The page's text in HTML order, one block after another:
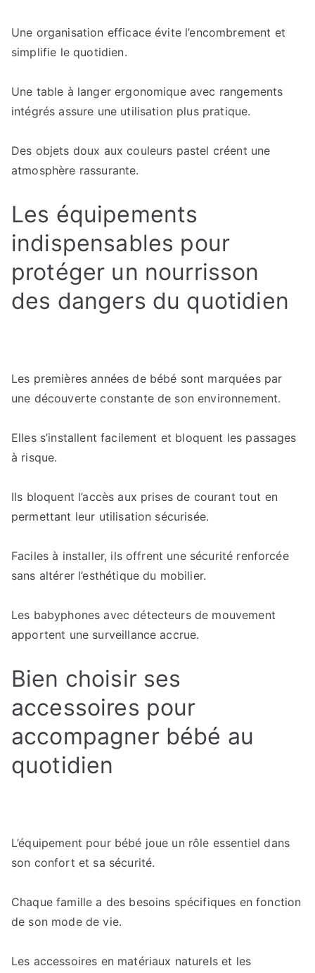
Une organisation efficace évite l’encombrement et
simplifie le quotidien.
Une table à langer ergonomique avec rangements
intégrés assure une utilisation plus pratique.
Des objets doux aux couleurs pastel créent une
atmosphère rassurante.
Les équipements
indispensables pour
protéger un nourrisson
des dangers du quotidien
Les premières années de bébé sont marquées par
une découverte constante de son environnement.
Elles s’installent facilement et bloquent les passages
à risque.
Ils bloquent l’accès aux prises de courant tout en
permettant leur utilisation sécurisée.
Faciles à installer, ils offrent une sécurité renforcée
sans altérer l’esthétique du mobilier.
Les babyphones avec détecteurs de mouvement
apportent une surveillance accrue.
Bien choisir ses
accessoires pour
accompagner bébé au
quotidien
L’équipement pour bébé joue un rôle essentiel dans
son confort et sa sécurité.
Chaque famille a des besoins spécifiques en fonction
de son mode de vie.
Les accessoires en matériaux naturels et les